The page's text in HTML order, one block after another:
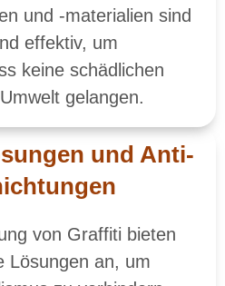
und -materialien sind
effektiv, um
keine schädlichen
gelangen.
und Anti-
von Graffiti bieten
Lösungen an, um